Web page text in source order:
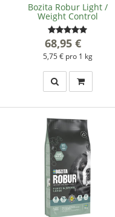
Bozita Robur Light /
Weight Control
68,95 €
5,75 € pro 1 kg